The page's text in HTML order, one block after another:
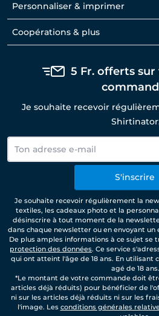
Personnaliser & imprimer
Coopérations & plus
5 Fr. offerts
Je souhaite recevoir
S'inscrire
Je souhaite recevoir régulièrement la
textiles, les cadeaux photo et la
désinscrire à tout moment de la
dans chaque newsletter ou en envoyant
De plus amples informations à ce sujet se
protection des données. Ce service
qui ont atteint l'âge de 18 ans. En utilisant
agé de 18 ans.
*Le montant de votre commande doit
articles déjà réduits) pour bénéficier de
ni sur les articles déjà réduits ni sur les
l'image. Les conditions générales